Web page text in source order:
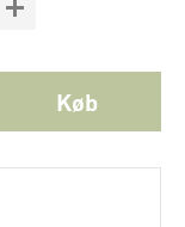
Køb